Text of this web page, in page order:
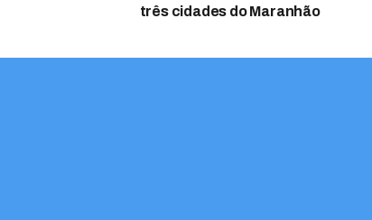
três cidades do Maranhão